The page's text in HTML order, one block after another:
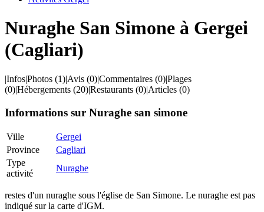
Nuraghe San Simone à Gergei
(Cagliari)
|Infos|Photos (1)|Avis (0)|Commentaires (0)|Plages
(0)|Hébergements (20)|Restaurants (0)|Articles (0)
Informations sur Nuraghe san simone
Ville
Gergei
Province
Cagliari
Type
activité
Nuraghe
restes d'un nuraghe sous l'église de San Simone. Le nuraghe est pas
indiqué sur la carte d'IGM.